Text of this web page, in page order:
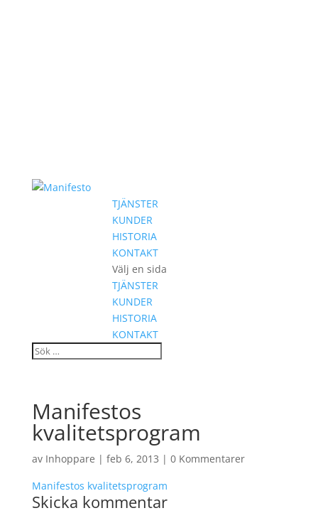
TJÄNSTER
KUNDER
HISTORIA
KONTAKT
Välj en sida
TJÄNSTER
KUNDER
HISTORIA
KONTAKT
Manifestos
kvalitetsprogram
av Inhoppare | feb 6, 2013 | 0 Kommentarer
Manifestos kvalitetsprogram
Skicka kommentar